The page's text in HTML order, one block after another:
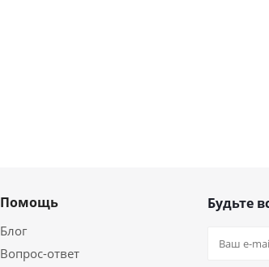
Помощь
Блог
Вопрос-ответ
Будьте